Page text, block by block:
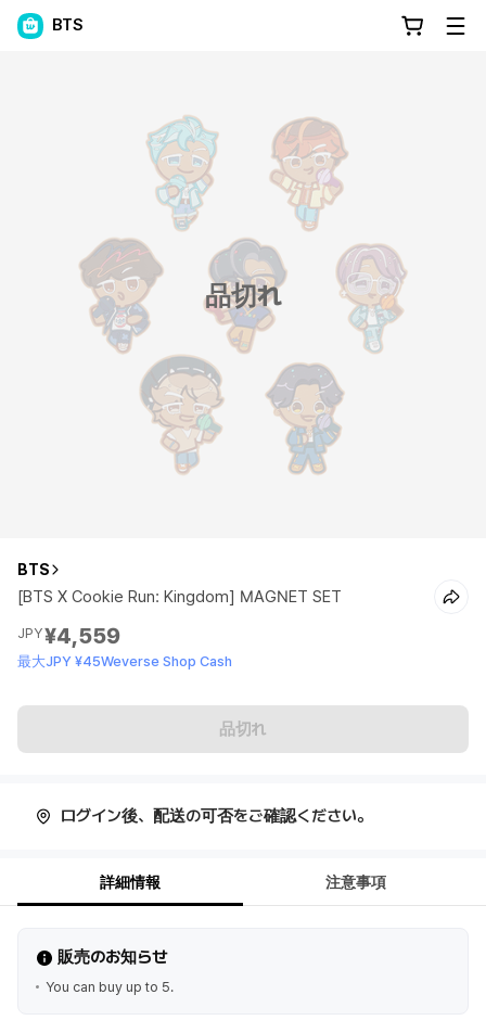
BTS
品切れ
BTS
[BTS X Cookie Run: Kingdom] MAGNET SET
JPY¥4,559
最大JPY ¥45Weverse Shop Cash
品切れ
ログイン後、配送の可否をご確認ください。
詳細情報 注意事項
販売のお知らせ
You can buy up to 5.